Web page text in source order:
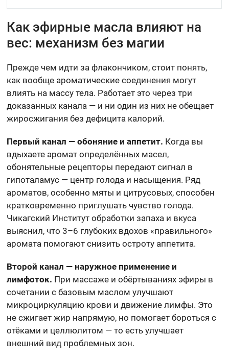
Как эфирные масла влияют на
вес: механизм без магии
Прежде чем идти за флакончиком, стоит понять,
как вообще ароматические соединения могут
влиять на массу тела. Работает это через три
доказанных канала — и ни один из них не обещает
жиросжигания без дефицита калорий.
Первый канал — обоняние и аппетит. Когда вы
вдыхаете аромат определённых масел,
обонятельные рецепторы передают сигнал в
гипоталамус — центр голода и насыщения. Ряд
ароматов, особенно мяты и цитрусовых, способен
кратковременно приглушать чувство голода.
Чикагский Институт обработки запаха и вкуса
выяснил, что 3–6 глубоких вдохов «правильного»
аромата помогают снизить остроту аппетита.
Второй канал — наружное применение и
лимфоток. При массаже и обёртываниях эфиры в
сочетании с базовым маслом улучшают
микроциркуляцию крови и движение лимфы. Это
не сжигает жир напрямую, но помогает бороться с
отёками и целлюлитом — то есть улучшает
внешний вид проблемных зон.